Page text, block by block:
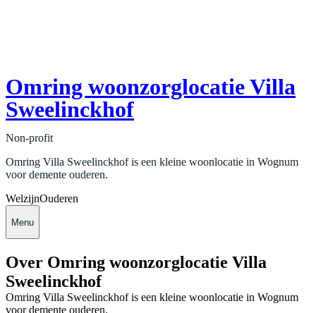
Omring woonzorglocatie Villa
Sweelinckhof
Non-profit
Omring Villa Sweelinckhof is een kleine woonlocatie in Wognum
voor demente ouderen.
WelzijnOuderen
Menu
Over Omring woonzorglocatie Villa
Sweelinckhof
Omring Villa Sweelinckhof is een kleine woonlocatie in Wognum
voor demente ouderen.